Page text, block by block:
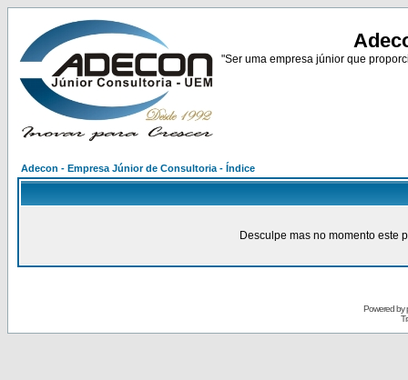
"Ser uma empresa júnior que
Adecon - Empresa Júnior de Consultoria - Índice
Desculpe mas no momento este
Powered by